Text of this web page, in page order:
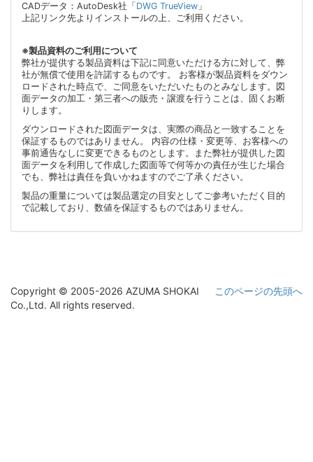
CADデータ：AutoDesk社「 DWG TrueView 」
上記リンク先よりインストールの上、ご利用ください。
※製品資料のご利用について
弊社が提供する製品資料は下記に同意いただける方に対して、弊
社が無償で使用を許諾するものです。 お客様が製品資料をダウン
ロードされた時点で、ご同意をいただいたものとみなします。図
面データの加工・第三者への販売・譲渡を行うことは、固くお断
りします。
ダウンロードされた図面データは、実際の商品と一致することを
保証するものではありません。 内容の仕様・変更等、お客様への
事前通告なしに変更できるものとします。また弊社が提供した図
面データを利用して作成した図面等で何等かの責任が生じた場合
でも、弊社は責任を負いかねますのでご了承ください。
製品の重量については製品選定の目安としてご参考いただく目的
で記載しており、数値を保証するものではありません。
このページの先頭へ
Copyright © 2005-2026 AZUMA SHOKAI
Co.,Ltd. All rights reserved.